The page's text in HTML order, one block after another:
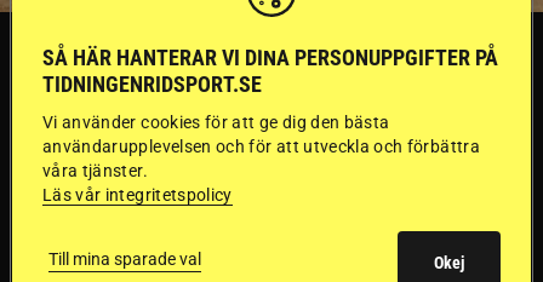
SVERIGE
Dyraste
ridhjälmarna blev
sämst i test
SÅ HÄR HANTERAR VI DINA PERSONUPPGIFTER PÅ
TIDNINGENRIDSPORT.SE
Vi använder cookies för att ge dig den bästa
användarupplevelsen och för att utveckla och förbättra
våra tjänster.
Läs vår integritetspolicy
Till mina sparade val Okej